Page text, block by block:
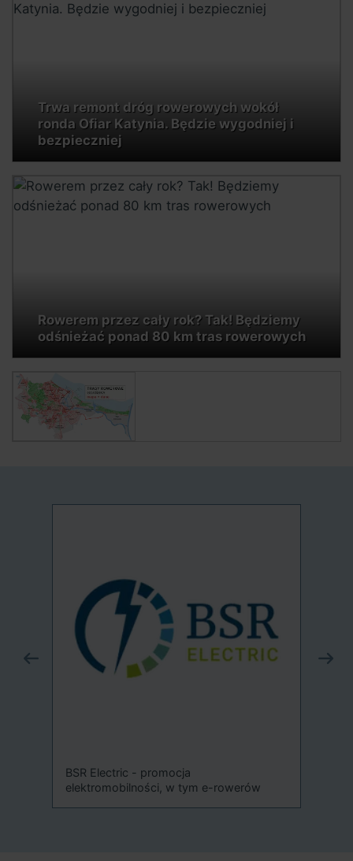
Trwa remont dróg rowerowych wokół
ronda Ofiar Katynia. Będzie wygodniej i
bezpieczniej
Rowerem przez cały rok? Tak! Będziemy
odśnieżać ponad 80 km tras rowerowych
BSR Electric - promocja
elektromobilności, w tym e-rowerów